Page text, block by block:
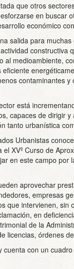
que otros
en buscar
económico
salida para
constructiva
al medioambiente,
contaminantes
está
capaces de dirigir
tanto urbanística
Urbanistas
XVº Curso de
en este campo por
aprovechar
empresas
que intervienen, sin
en
de la
licencias, órdenes
con un